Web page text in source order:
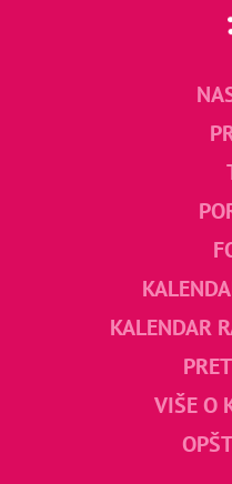
KALENDAR
VIŠE O